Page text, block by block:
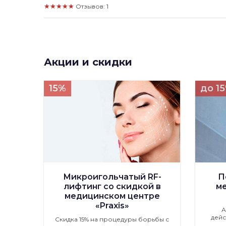
★★★★★ Отзывов: 1
Акции и скидки
15%
Микроигольчатый RF-
лифтинг со скидкой в
медицинском центре
«Praxis»
Скидка 15% на процедуры борьбы с
до